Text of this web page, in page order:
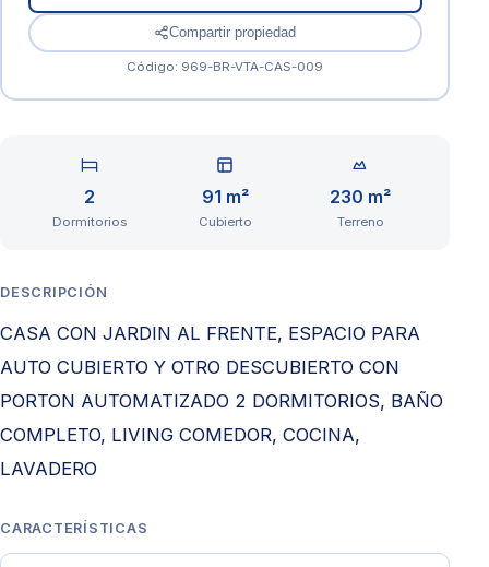
Compartir propiedad
Código: 969-BR-VTA-CAS-009
2
Dormitorios
91 m²
Cubierto
230 m²
Terreno
DESCRIPCIÓN
CASA CON JARDIN AL FRENTE, ESPACIO PARA
AUTO CUBIERTO Y OTRO DESCUBIERTO CON
PORTON AUTOMATIZADO 2 DORMITORIOS, BAÑO
COMPLETO, LIVING COMEDOR, COCINA,
LAVADERO
CARACTERÍSTICAS